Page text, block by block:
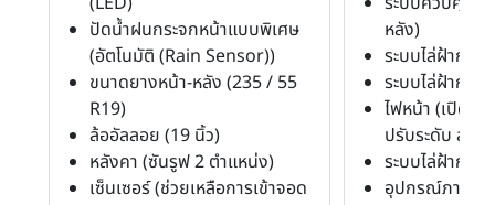
ปัดน้ำฝนกระจกหน้าแบบพิเศษ
(อัตโนมัติ (Rain Sensor))
ขนาดยางหน้า-หลัง (235 / 55
R19)
ล้ออัลลอย (19 นิ้ว)
หลังคา (ซันรูฟ 2 ตำแหน่ง)
เซ็นเซอร์ (ช่วยเหลือการเข้าจอด
หลัง)
ระบบไล่ฝ้ากระ
ระบบไล่ฝ้ากระ
ไฟหน้า (เปิด-
ปรับระดับ สูง-
ระบบไล่ฝ้ากระ
อุปกรณ์ภายน